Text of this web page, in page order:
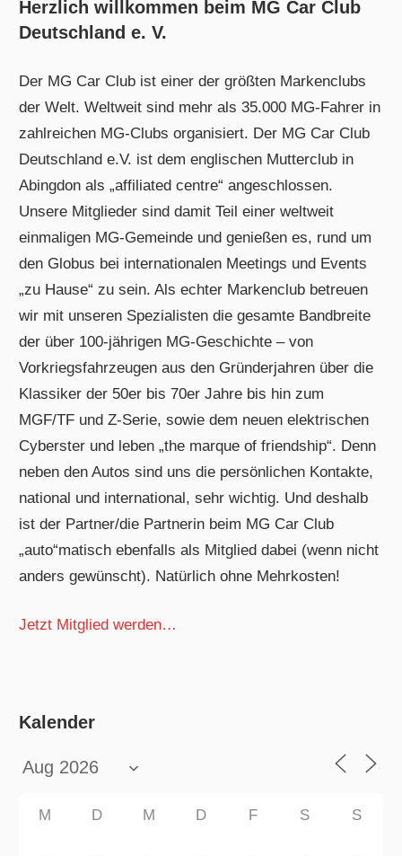
Herzlich willkommen beim MG Car Club
Deutschland e. V.
Der MG Car Club ist einer der größten Markenclubs
der Welt. Weltweit sind mehr als 35.000 MG-Fahrer in
zahlreichen MG-Clubs organisiert. Der MG Car Club
Deutschland e.V. ist dem englischen Mutterclub in
Abingdon als „affiliated centre“ angeschlossen.
Unsere Mitglieder sind damit Teil einer weltweit
einmaligen MG-Gemeinde und genießen es, rund um
den Globus bei internationalen Meetings und Events
„zu Hause“ zu sein. Als echter Markenclub betreuen
wir mit unseren Spezialisten die gesamte Bandbreite
der über 100-jährigen MG-Geschichte – von
Vorkriegsfahrzeugen aus den Gründerjahren über die
Klassiker der 50er bis 70er Jahre bis hin zum
MGF/TF und Z-Serie, sowie dem neuen elektrischen
Cyberster und leben „the marque of friendship“. Denn
neben den Autos sind uns die persönlichen Kontakte,
national und international, sehr wichtig. Und deshalb
ist der Partner/die Partnerin beim MG Car Club
„auto“matisch ebenfalls als Mitglied dabei (wenn nicht
anders gewünscht). Natürlich ohne Mehrkosten!
Jetzt Mitglied werden…
Kalender
M D M D F S S